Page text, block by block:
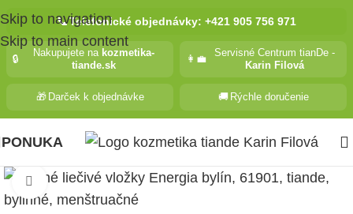
Skip to navigation
Skip to main content
📞Telefonické objednávky: +421 905 756 971
🔒
Nakupujete na kozmetika-
tiande.sk
👩‍💼
Servisné Centrum tianDe -
Karin Filová
🎁 Darček k objednávke 🚚 Rýchle doručenie
PONUKA
Kliknite pre zväčšenie